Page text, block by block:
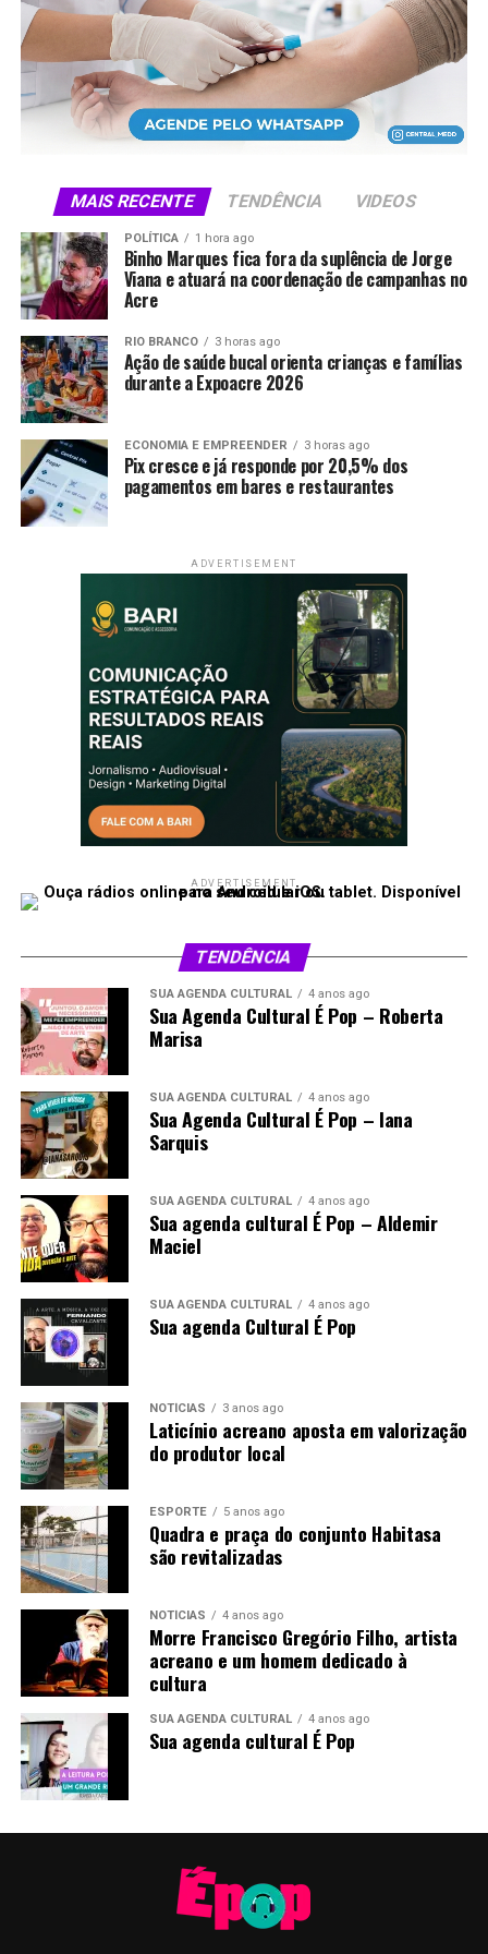
Compartilhe isso:
X Facebook WhatsApp
LinkedIn Telegram
MAIS RECENTE TENDÊNCIA VIDEOS
POLÍTICA 1 hora ago
Binho Marques fica fora da suplência de Jorge
Viana e atuará na coordenação de campanhas no
Acre
RIO BRANCO 3 horas ago
Ação de saúde bucal orienta crianças e famílias
durante a Expoacre 2026
ECONOMIA E EMPREENDER 3 horas ago
Pix cresce e já responde por 20,5% dos
pagamentos em bares e restaurantes
ADVERTISEMENT
ADVERTISEMENT
TENDÊNCIA
SUA AGENDA CULTURAL 4 anos ago
Sua Agenda Cultural É Pop – Roberta
Marisa
SUA AGENDA CULTURAL 4 anos ago
Sua Agenda Cultural É Pop – Iana
Sarquis
SUA AGENDA CULTURAL 4 anos ago
Sua agenda cultural É Pop – Aldemir
Maciel
SUA AGENDA CULTURAL 4 anos ago
Sua agenda Cultural É Pop
NOTÍCIAS 3 anos ago
Laticínio acreano aposta em valorização
do produtor local
ESPORTE 5 anos ago
Quadra e praça do conjunto Habitasa
são revitalizadas
NOTÍCIAS 4 anos ago
Morre Francisco Gregório Filho, artista
acreano e um homem dedicado à
cultura
SUA AGENDA CULTURAL 4 anos ago
Sua agenda cultural É Pop